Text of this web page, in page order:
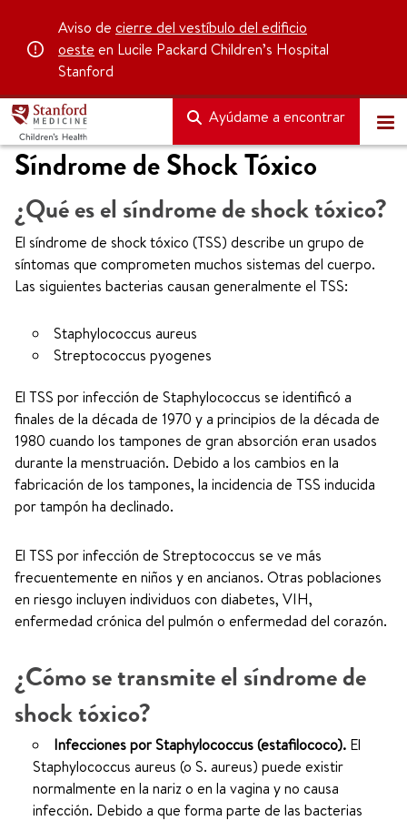
Aviso de cierre del vestíbulo del edificio
oeste en Lucile Packard Children’s Hospital
Stanford
Ayúdame a encontrar
Síndrome de Shock Tóxico
¿Qué es el síndrome de shock tóxico?
El síndrome de shock tóxico (TSS) describe un grupo de
síntomas que comprometen muchos sistemas del cuerpo.
Las siguientes bacterias causan generalmente el TSS:
Staphylococcus aureus
Streptococcus pyogenes
El TSS por infección de Staphylococcus se identificó a
finales de la década de 1970 y a principios de la década de
1980 cuando los tampones de gran absorción eran usados
durante la menstruación. Debido a los cambios en la
fabricación de los tampones, la incidencia de TSS inducida
por tampón ha declinado.
El TSS por infección de Streptococcus se ve más
frecuentemente en niños y en ancianos. Otras poblaciones
en riesgo incluyen individuos con diabetes, VIH,
enfermedad crónica del pulmón o enfermedad del corazón.
¿Cómo se transmite el síndrome de
shock tóxico?
Infecciones por Staphylococcus (estafilococo). El
Staphylococcus aureus (o S. aureus) puede existir
normalmente en la nariz o en la vagina y no causa
infección. Debido a que forma parte de las bacterias